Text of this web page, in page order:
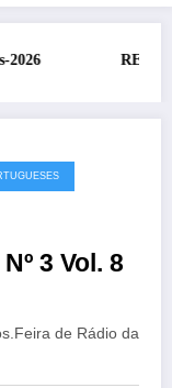
REP presente na Feira
3 Vol. 8
de Rádio da